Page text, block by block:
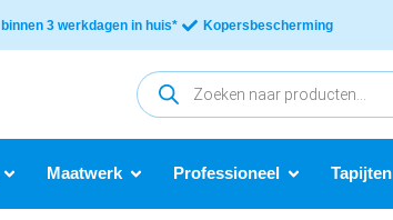
binnen 3 werkdagen in huis* Kopersbescherming
Maatwerk Professioneel Tapijten